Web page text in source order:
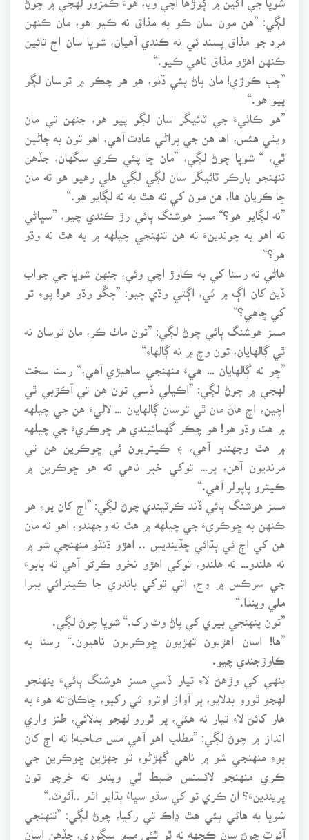
لڳي: ”هن مون سان ڪو به مذاق نه ڪيو هو، مان ڪنهن
مرد جو مذاق پسند ئي نه ڪندي آهيان، شوڀا سان اڄ تائين
ڪنهن اهڙو مذاق ناهي ڪيو.“
”چپ ڪوڙي! مان پاڻ پئي ڏٺو، هو هر چڪر ۾ توسان لڳو
پيو هو.“
”هو ڪاٺيءَ جي ٽائيگر سان لڳو پيو هو، جنهن تي مان
ويٺي هئس، اها هن جي پراڻي عادت آهي، اهو تون به ڄاڻين
ٿي، “ شوڀا چوڻ لڳي، ”مان ڇا پئي ڪري سگهان، جڏهن
تنهنجو بارڪر ٽائيگر سان لڳي لڳي هلي رهيو هو ته مان
ڇا ڪريان ها!، هن مون کي ته هٿ به نه لڳايو هو.“
”نه لڳايو هو؟“ مسز هوشنگ ٻائي رڙ ڪندي چيو، ”سڀاڻي
ته اهو به چوندينءَ ته هن تنهنجي چيلهه ۾ به هٿ نه وڌو
هو؟“
هاڻي ته رسنا کي به ڪاوڙ اچي وئي، جنهن شوڀا جي جواب
ڏيڻ کان اڳ ۾ ئي، اڳتي وڌي چيو: ”چڱو وڌو هو! پوءِ تو
کي ڇاهي؟“
مسز هوشنگ ٻائي چوڻ لڳي: ”تون ماٺ ڪر، مان توسان نه
ٿي ڳالهايان، تون وچ ۾ نه ڳالهاءِ“
”ڇو نه ڳالهايان … هيءَ منهنجي ساهيڙي آهي،“ رسنا سخت
لهجي ۾ چوڻ لڳي: ”اڪيلي ڏسي تون هن تي آڪڙبي ٿي
اچين، اچ هاڻ مان ٿي توسان ڳالهايان … لاليءَ هن جي چيلهه
۾ هٿ وڌو هو! هو چڪر گهمائيندي هر ڇوڪريءَ جي چيلهه
۾ هٿ وجهندو آهي، ۽ ڪيتريون ئي ڇوڪرين هن تي
مرنديون آهن، پر… توکي خبر ناهي ته هو ڇوڪرين ۾
ڪيترو پاپولر آهي.“
مسز هوشنگ ٻائي ڏند ڪرٽيندي چوڻ لڳي: ”اڄ کان پوءِ هو
ڪنهن به ڇوڪريءَ جي چيلهه ۾ هٿ نه وجهندو، اهو ته مان
هن کي اڄ ئي ٻڌائي ڇڏينديس .. اهڙو ڌنڌو منهنجي شو ۾
نه هلندو… نه هلندو، توکي اهڙو نخرو ڪرڻو آهي ته بابوءَ
جي سرڪس ۾ وڃ، اتي توکي باندري جا ڪيترائي بيرا
ملي ويندا.“
”تون پنهنجي بيري کي پاڻ وٽ رک.“ شوڀا چوڻ لڳي.
”ها! اسان اهڙيون تهڙيون ڇوڪريون ناهيون.“ رسنا به
ڪاوڙجندي چيو.
ٻنهي کي وڙهڻ لاءِ تيار ڏسي مسز هوشنگ ٻائيءَ پنهنجو
لهجو ٿورو بدلايو، پر آواز اوترو ئي رکيو، ڇاڪاڻ ته هوءَ به
هار کائڻ لاءِ تيار نه هئي، پر ٿورو لهجو بدلائي، طنز واري
انداز ۾ چوڻ لڳي: ”مطلب اهو آهي مس صاحبه! ته اڄ کان
پوءِ منهنجي شو ۾ ناهي گهڙڻو، تو جهڙين ڇوڪرين جي
ڪري منهنجو لائسنس ضبط ٿي ويندو ته خرچو تون
ڀريندينءَ؟ ان ڪري تو کي سڌو سڀاءُ ٻڌايو اٿم ..آئوٽ.“
شوڀا به هاڻي ٻئي هٿ ڍاڪ تي رکيا، چوڻ لڳي: ”تنهنجي
آئوٽ چوڻ سان ڪجهه نه ٿو ٿئي ميم سڳوري، جڏهن اسان